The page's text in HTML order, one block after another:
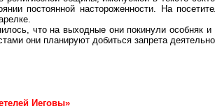
постоянной настороженности. На
что на выходные они покинули особняк и
они планируют добиться запрета
Иеговы»